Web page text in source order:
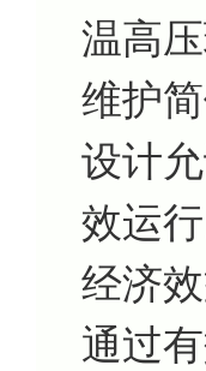
温高压
维护简
设计
效运行
经济效
通过